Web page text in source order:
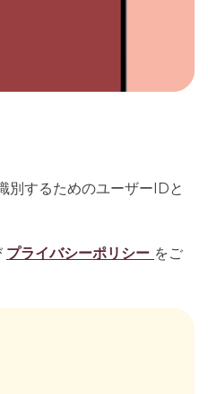
別するためのユーザーIDと
プライバシーポリシー をご